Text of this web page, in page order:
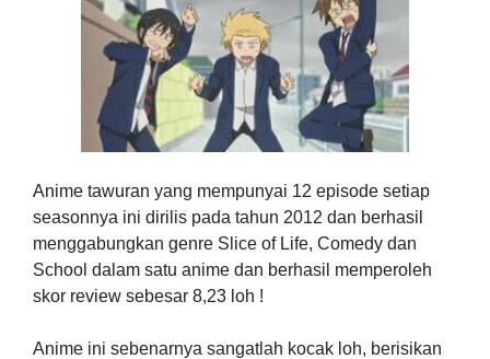
Anime tawuran yang mempunyai 12 episode setiap
seasonnya ini dirilis pada tahun 2012 dan berhasil
menggabungkan genre Slice of Life, Comedy dan
School dalam satu anime dan berhasil memperoleh
skor review sebesar 8,23 loh !
Anime ini sebenarnya sangatlah kocak loh, berisikan